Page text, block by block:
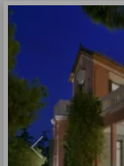
Previous